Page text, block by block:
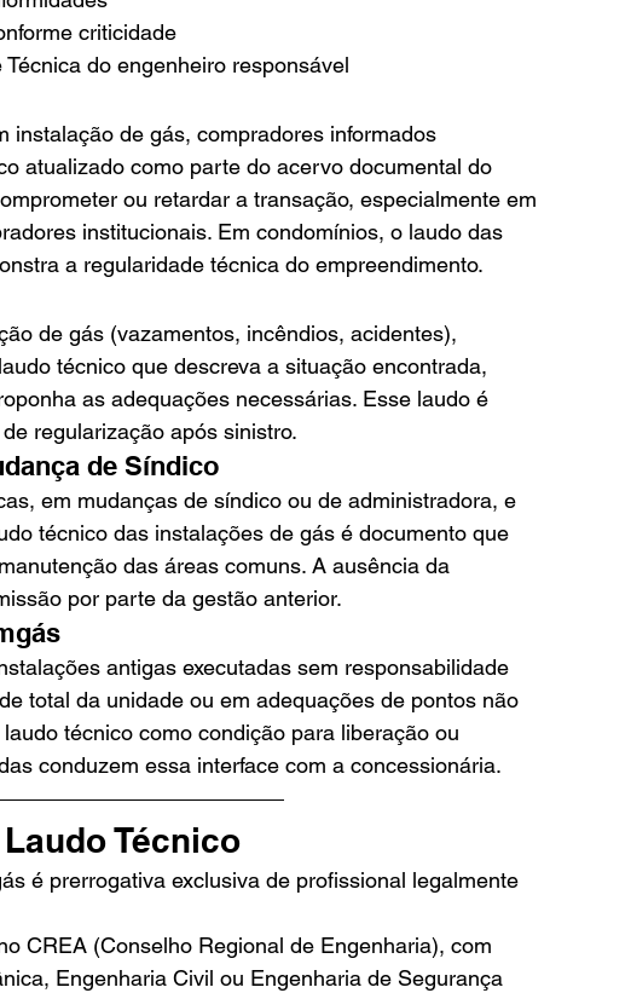
criticidade
do engenheiro responsável
instalação de gás, compradores informados
atualizado como parte do acervo documental do
ou retardar a transação, especialmente em
institucionais. Em condomínios, o laudo das
a regularidade técnica do empreendimento.
de gás (vazamentos, incêndios, acidentes),
técnico que descreva a situação encontrada,
as adequações necessárias. Esse laudo é
regularização após sinistro.
de Síndico
em mudanças de síndico ou de administradora, e
técnico das instalações de gás é documento que
das áreas comuns. A ausência da
por parte da gestão anterior.
antigas executadas sem responsabilidade
total da unidade ou em adequações de pontos não
técnico como condição para liberação ou
conduzem essa interface com a concessionária.
Técnico
é prerrogativa exclusiva de profissional legalmente
CREA (Conselho Regional de Engenharia), com
Engenharia Civil ou Engenharia de Segurança